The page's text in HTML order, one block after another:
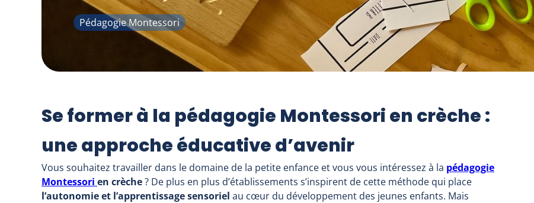
Pédagogie Montessori
Se former à la pédagogie Montessori en crèche :
une approche éducative d’avenir
Vous souhaitez travailler dans le domaine de la petite enfance et vous vous intéressez à la pédagogie
Montessori en crèche? De plus en plus d’établissements s’inspirent de cette méthode qui place
l’autonomie et l’apprentissage sensoriel au cœur du développement des jeunes enfants. Mais